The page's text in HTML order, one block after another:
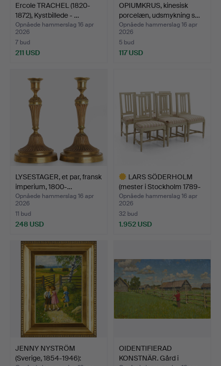
Ercole TRACHEL (1820-
1872), Kystbillede - …
Opnåede hammerslag 16 apr
2026
7 bud
211 USD
OPIUMKRUS, kinesisk
porcelæn, udsmykning s…
Opnåede hammerslag 16 apr
2026
5 bud
117 USD
LYSESTAGER, et par, fransk
imperium, 1800-…
Opnåede hammerslag 16 apr
2026
11 bud
248 USD
LARS SÖDERHOLM
(mester i Stockholm 1789-
17…
Opnåede hammerslag 16 apr
2026
32 bud
1.952 USD
JENNY NYSTRÖM
(Sverige, 1854-1946):
OIDENTIFIERAD
KONSTNÄR. Gård i